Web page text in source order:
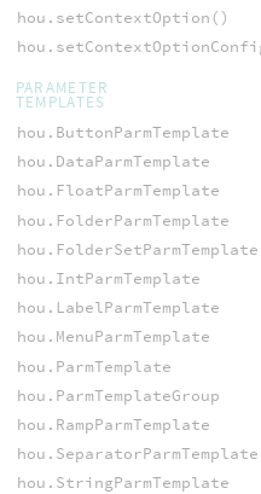
hou.setContextOption()
PARAMETER
TEMPLATES
hou.ButtonParmTemplate
hou.DataParmTemplate
hou.FloatParmTemplate
hou.FolderParmTemplate
hou.FolderSetParmTemplate
hou.IntParmTemplate
hou.LabelParmTemplate
hou.MenuParmTemplate
hou.ParmTemplate
hou.ParmTemplateGroup
hou.RampParmTemplate
hou.SeparatorParmTemplate
hou.StringParmTemplate